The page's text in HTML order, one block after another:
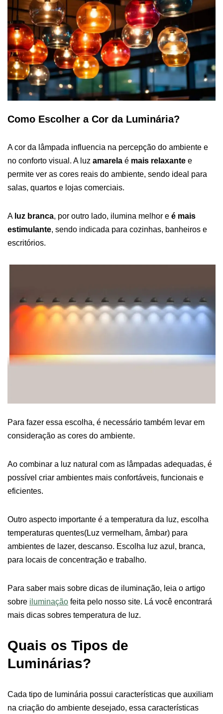
Como Escolher a Cor da Luminária?
A cor da lâmpada influencia na percepção do ambiente e
no conforto visual. A luz amarela é mais relaxante e
permite ver as cores reais do ambiente, sendo ideal para
salas, quartos e lojas comerciais.
A luz branca, por outro lado, ilumina melhor e é mais
estimulante, sendo indicada para cozinhas, banheiros e
escritórios.
Para fazer essa escolha, é necessário também levar em
consideração as cores do ambiente.
Ao combinar a luz natural com as lâmpadas adequadas, é
possível criar ambientes mais confortáveis, funcionais e
eficientes.
Outro aspecto importante é a temperatura da luz, escolha
temperaturas quentes(Luz vermelham, âmbar) para
ambientes de lazer, descanso. Escolha luz azul, branca,
para locais de concentração e trabalho.
Para saber mais sobre dicas de iluminação, leia o artigo
sobre iluminação feita pelo nosso site. Lá você encontrará
mais dicas sobres temperatura de luz.
Quais os Tipos de
Luminárias?
Cada tipo de luminária possui características que auxiliam
na criação do ambiente desejado, essa características